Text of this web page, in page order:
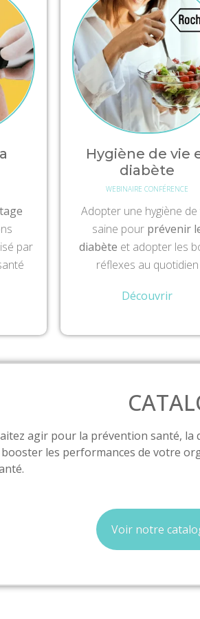
par
Hygiène de vie
diabète
WEBINAIRE CONFÉRENCE
Adopter une hygiène de
saine pour prévenir
diabète et adopter les
réflexes au quotidien
Découvrir
agir pour la prévention santé, la
les performances de votre
Voir notre